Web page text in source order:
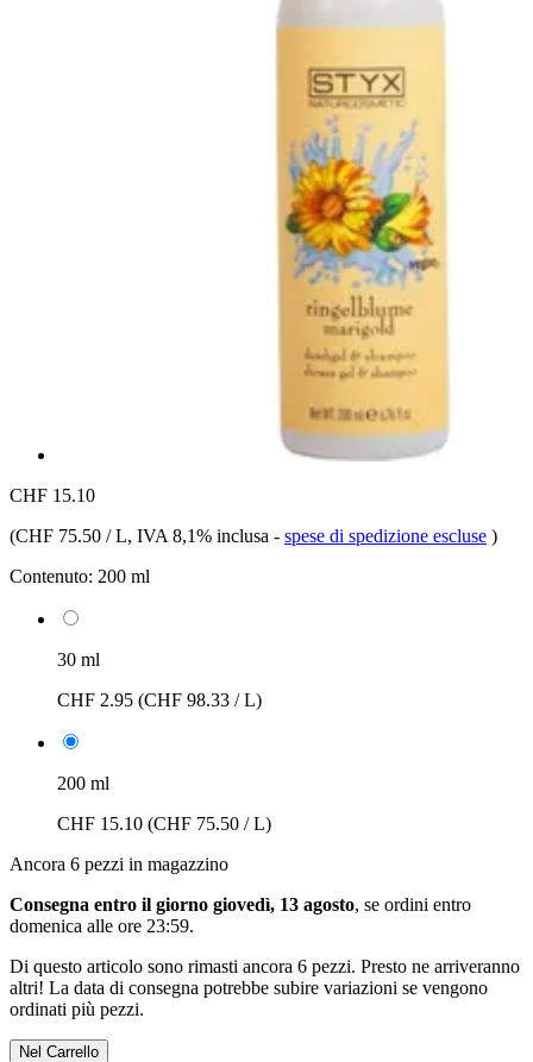
CHF 15.10
(CHF 75.50 / L, IVA 8,1% inclusa - spese di spedizione escluse )
Contenuto: 200 ml
30 ml
CHF 2.95 (CHF 98.33 / L)
200 ml
CHF 15.10 (CHF 75.50 / L)
Ancora 6 pezzi in magazzino
Consegna entro il giorno giovedì, 13 agosto, se ordini entro
domenica alle ore 23:59.
Di questo articolo sono rimasti ancora 6 pezzi. Presto ne arriveranno
altri! La data di consegna potrebbe subire variazioni se vengono
ordinati più pezzi.
Nel Carrello